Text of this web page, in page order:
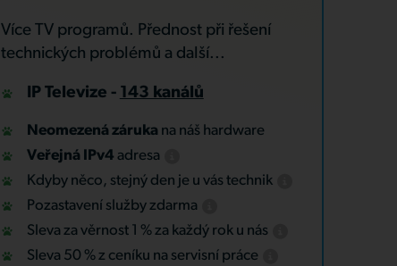
Více TV programů. Přednost při řešení
technických problémů a další...
IP Televize - 143 kanálů
Neomezená záruka na náš hardware
Veřejná IPv4 adresa
Kdyby něco, stejný den je u vás technik
Pozastavení služby zdarma
Sleva za věrnost 1 % za každý rok u nás
Sleva 50 % z ceníku na servisní práce